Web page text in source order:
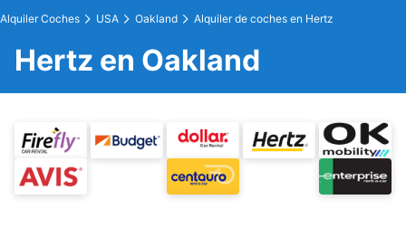
Alquiler Coches USA Oakland Alquiler de coches en Hertz
Hertz en Oakland